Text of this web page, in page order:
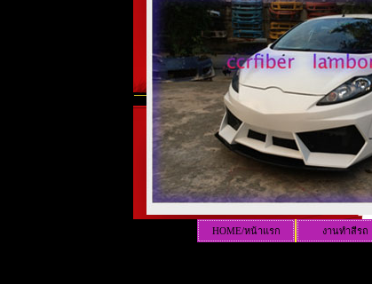
HOME/หน้าแรก งานทำสีรถ